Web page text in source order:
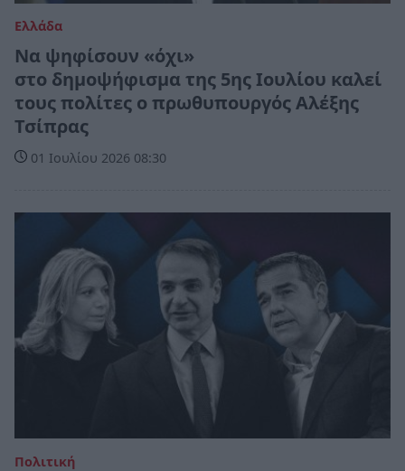
Ελλάδα
Να ψηφίσουν «όχι»
στο δημοψήφισμα της 5ης Ιουλίου καλεί
τους πολίτες ο πρωθυπουργός Αλέξης
Τσίπρας
01 Ιουλίου 2026 08:30
Πολιτική